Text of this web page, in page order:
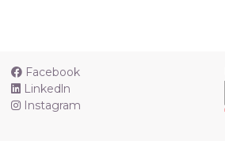
Facebook
Linkedln
Instagram